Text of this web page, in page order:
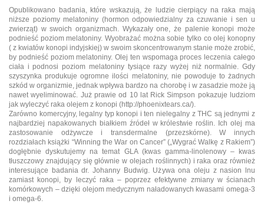
Opublikowano badania, które wskazują, że ludzie cierpiący na raka mają
niższe poziomy melatoniny (hormon odpowiedzialny za czuwanie i sen u
zwierząt) w swoich organizmach. Wykazały one, że palenie konopi może
podnieść poziom melatoniny. Wyobrażać można sobie tylko co olej konopny
( z kwiatów konopi indyjskiej) w swoim skoncentrowanym stanie może zrobić,
by podnieść poziom melatoniny. Olej ten wspomaga proces leczenia całego
ciała i podnosi poziom melatoniny tysiące razy wyżej niż normalnie. Gdy
szyszynka produkuje ogromne ilości melatoniny, nie powoduje to żadnych
szkód w organizmie, jednak wpływa bardzo na chorobę i w zasadzie może ją
nawet wyeliminować. Już prawie od 10 lat Rick Simpson pokazuje ludziom
jak wyleczyć raka olejem z konopi (http://phoenixtears.ca/).
Zarówno komercyjny, legalny typ konopi i ten nielegalny z THC są jednymi z
najbardziej napakowanych białkiem źródeł w królestwie roślin. Ich olej ma
zastosowanie odżywcze i transdermalne (przezskórne). W innych
rozdziałach książki “Winning the War on Cancer” („Wygrać Walkę z Rakiem”)
dogłębnie dyskutujemy na temat GLA (kwas gamma-linolenowy – kwas
tłuszczowy znajdujący się głównie w olejach roślinnych) i raka oraz również
interesujące badania dr. Johanny Budwig. Używa ona oleju z nasion lnu
zamiast konopi, by leczyć raka – poprzez efektywne zmiany w ścianach
komórkowych – dzięki olejom medycznym naładowanych kwasami omega-3
i omega-6.